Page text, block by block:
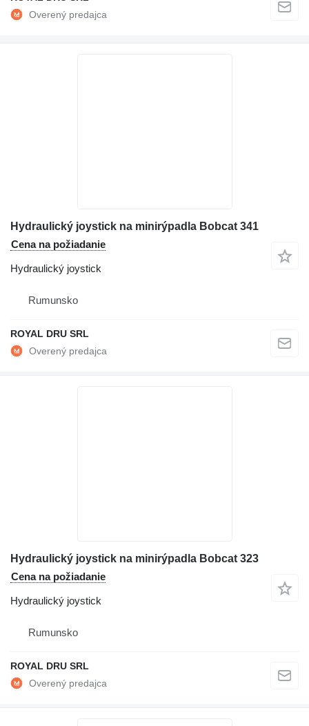
Hydraulický joystick na minirýpadla Bobcat 341
Cena na požiadanie
Hydraulický joystick
Rumunsko
ROYAL DRU SRL
Hydraulický joystick na minirýpadla Bobcat 323
Cena na požiadanie
Hydraulický joystick
Rumunsko
ROYAL DRU SRL